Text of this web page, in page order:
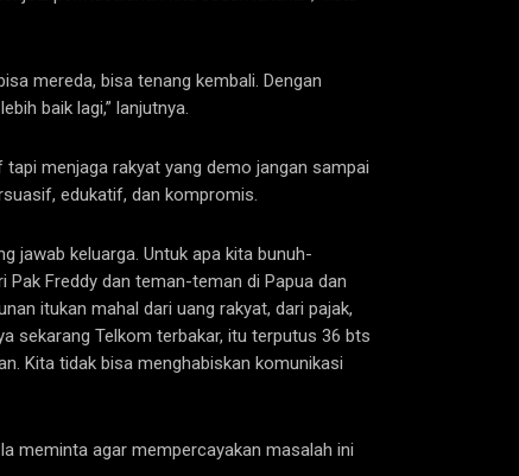
mereda, bisa tenang kembali. Dengan
baik lagi,” lanjutnya.
menjaga rakyat yang demo jangan sampai
edukatif, dan kompromis.
jawab keluarga. Untuk apa kita bunuh-
Freddy dan teman-teman di Papua dan
itukan mahal dari uang rakyat, dari pajak,
sekarang Telkom terbakar, itu terputus 36 bts
Kita tidak bisa menghabiskan komunikasi
meminta agar mempercayakan masalah ini